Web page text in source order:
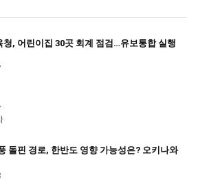
청, 어린이집 30곳 회계 점검…유보통합 실행
돌핀 경로, 한반도 영향 가능성은? 오키나와